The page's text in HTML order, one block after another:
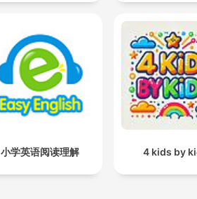
小学英语阅读理解 4 kids by